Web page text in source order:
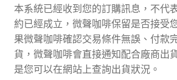
本系統已經收到您的訂購訊息，不代
約已經成立，微聲咖啡保留是否接受
果微聲咖啡確認交易條件無誤、付款
貨，微聲咖啡會直接通知配合廠商出
是您可以在網站上查詢出貨狀況。